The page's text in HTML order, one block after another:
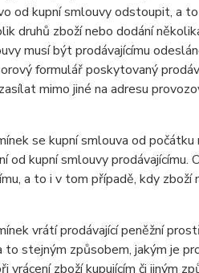
od kupní smlouvy odstoupit, a
druhů zboží nebo dodání
musí být prodávajícímu
formulář poskytovaný
mimo jiné na adresu
se kupní smlouva od počátku
od kupní smlouvy prodávajícímu.
a to i v tom případě, kdy zboží
vrátí prodávající peněžní
stejným způsobem, jakým je
zboží kupujícím či jiným